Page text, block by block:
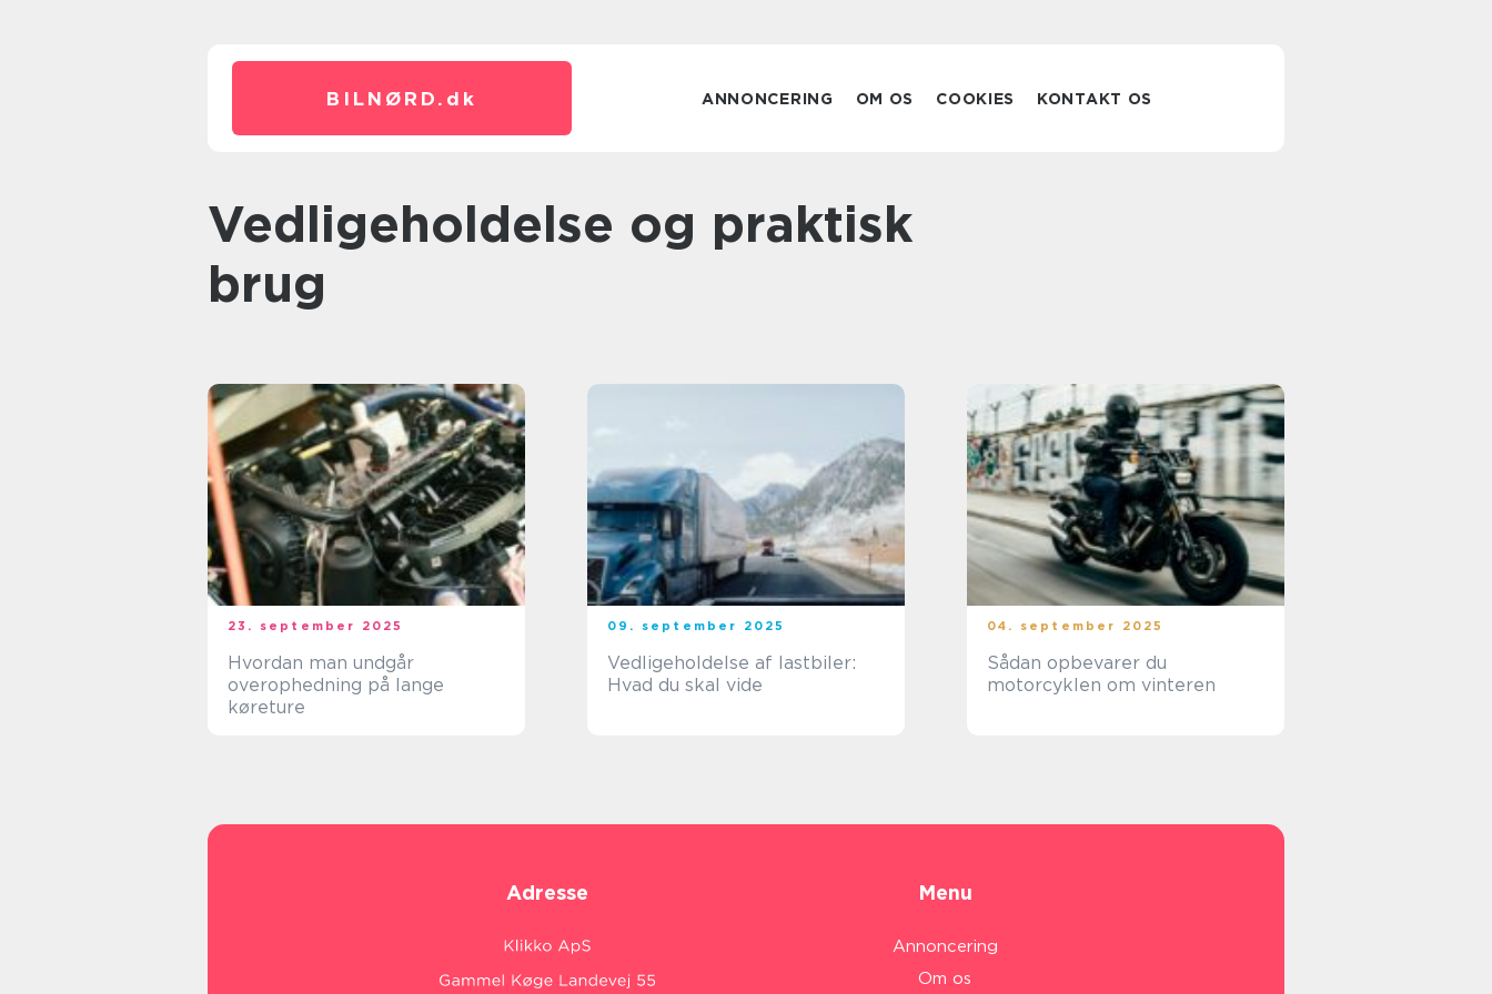
BILNØRD. dk ANNONCERING OM OS COOKIES KONTAKT OS
Vedligeholdelse og praktisk
brug
23. september 2025
Hvordan man undgår
overophedning på lange
køreture
09. september 2025
Vedligeholdelse af lastbiler:
Hvad du skal vide
04. september 2025
Sådan opbevarer du
motorcyklen om vinteren
Adresse Menu
Annoncering
Om os